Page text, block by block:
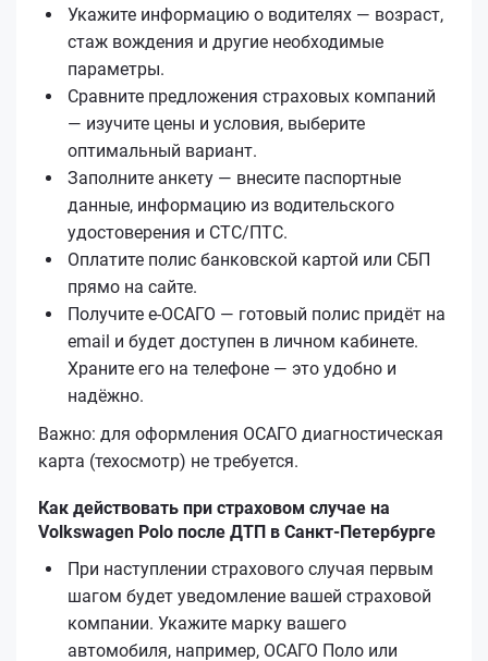
Укажите информацию о водителях — возраст,
стаж вождения и другие необходимые
параметры.
Сравните предложения страховых компаний
— изучите цены и условия, выберите
оптимальный вариант.
Заполните анкету — внесите паспортные
данные, информацию из водительского
удостоверения и СТС/ПТС.
Оплатите полис банковской картой или СБП
прямо на сайте.
Получите е‑ОСАГО — готовый полис придёт на
email и будет доступен в личном кабинете.
Храните его на телефоне — это удобно и
надёжно.
Важно: для оформления ОСАГО диагностическая
карта (техосмотр) не требуется.
Как действовать при страховом случае на
Volkswagen Polo после ДТП в Санкт-Петербурге
При наступлении страхового случая первым
шагом будет уведомление вашей страховой
компании. Укажите марку вашего
автомобиля, например, ОСАГО Поло или